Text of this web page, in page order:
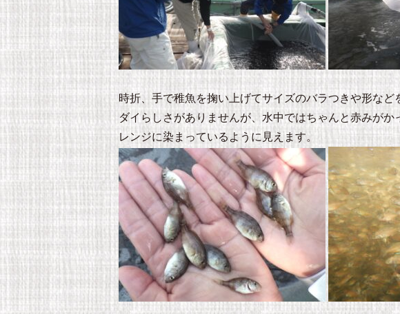
時折、手で稚魚を掬い上げてサイズのバラつきや形な
ダイらしさがありませんが、水中ではちゃんと赤みが
レンジに染まっているように見えます。